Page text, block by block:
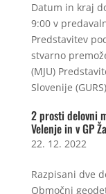
Datum in kraj
9:00 v
Predstavitev
stvarno
(MJU)
Slovenije
2 prosti delovni
Velenje in v GP
22. 12. 2022
Razpisani dve
Območni